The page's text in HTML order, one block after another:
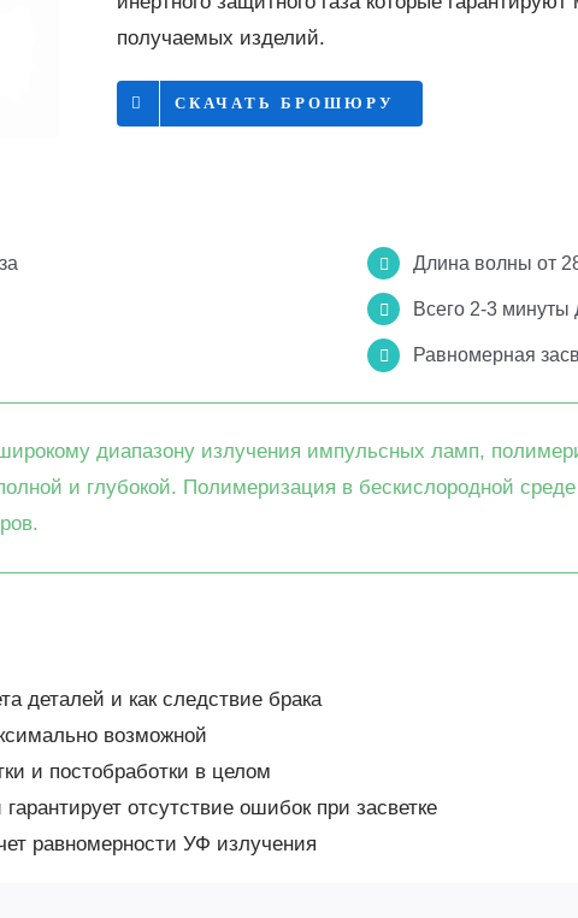
получаемых изделий.
СКАЧАТЬ БРОШЮРУ
Длина волны от
Всего 2-3 минуты
Равномерная
диапазону излучения импульсных ламп,
и глубокой. Полимеризация в бескислородной
деталей и как следствие брака
возможной
и постобработки в целом
отсутствие ошибок при засветке
равномерности УФ излучения